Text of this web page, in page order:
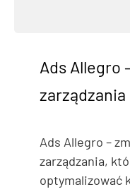
Ads Allegro
zarządzania
Ads Allegro –
zarządzania,
optymalizować